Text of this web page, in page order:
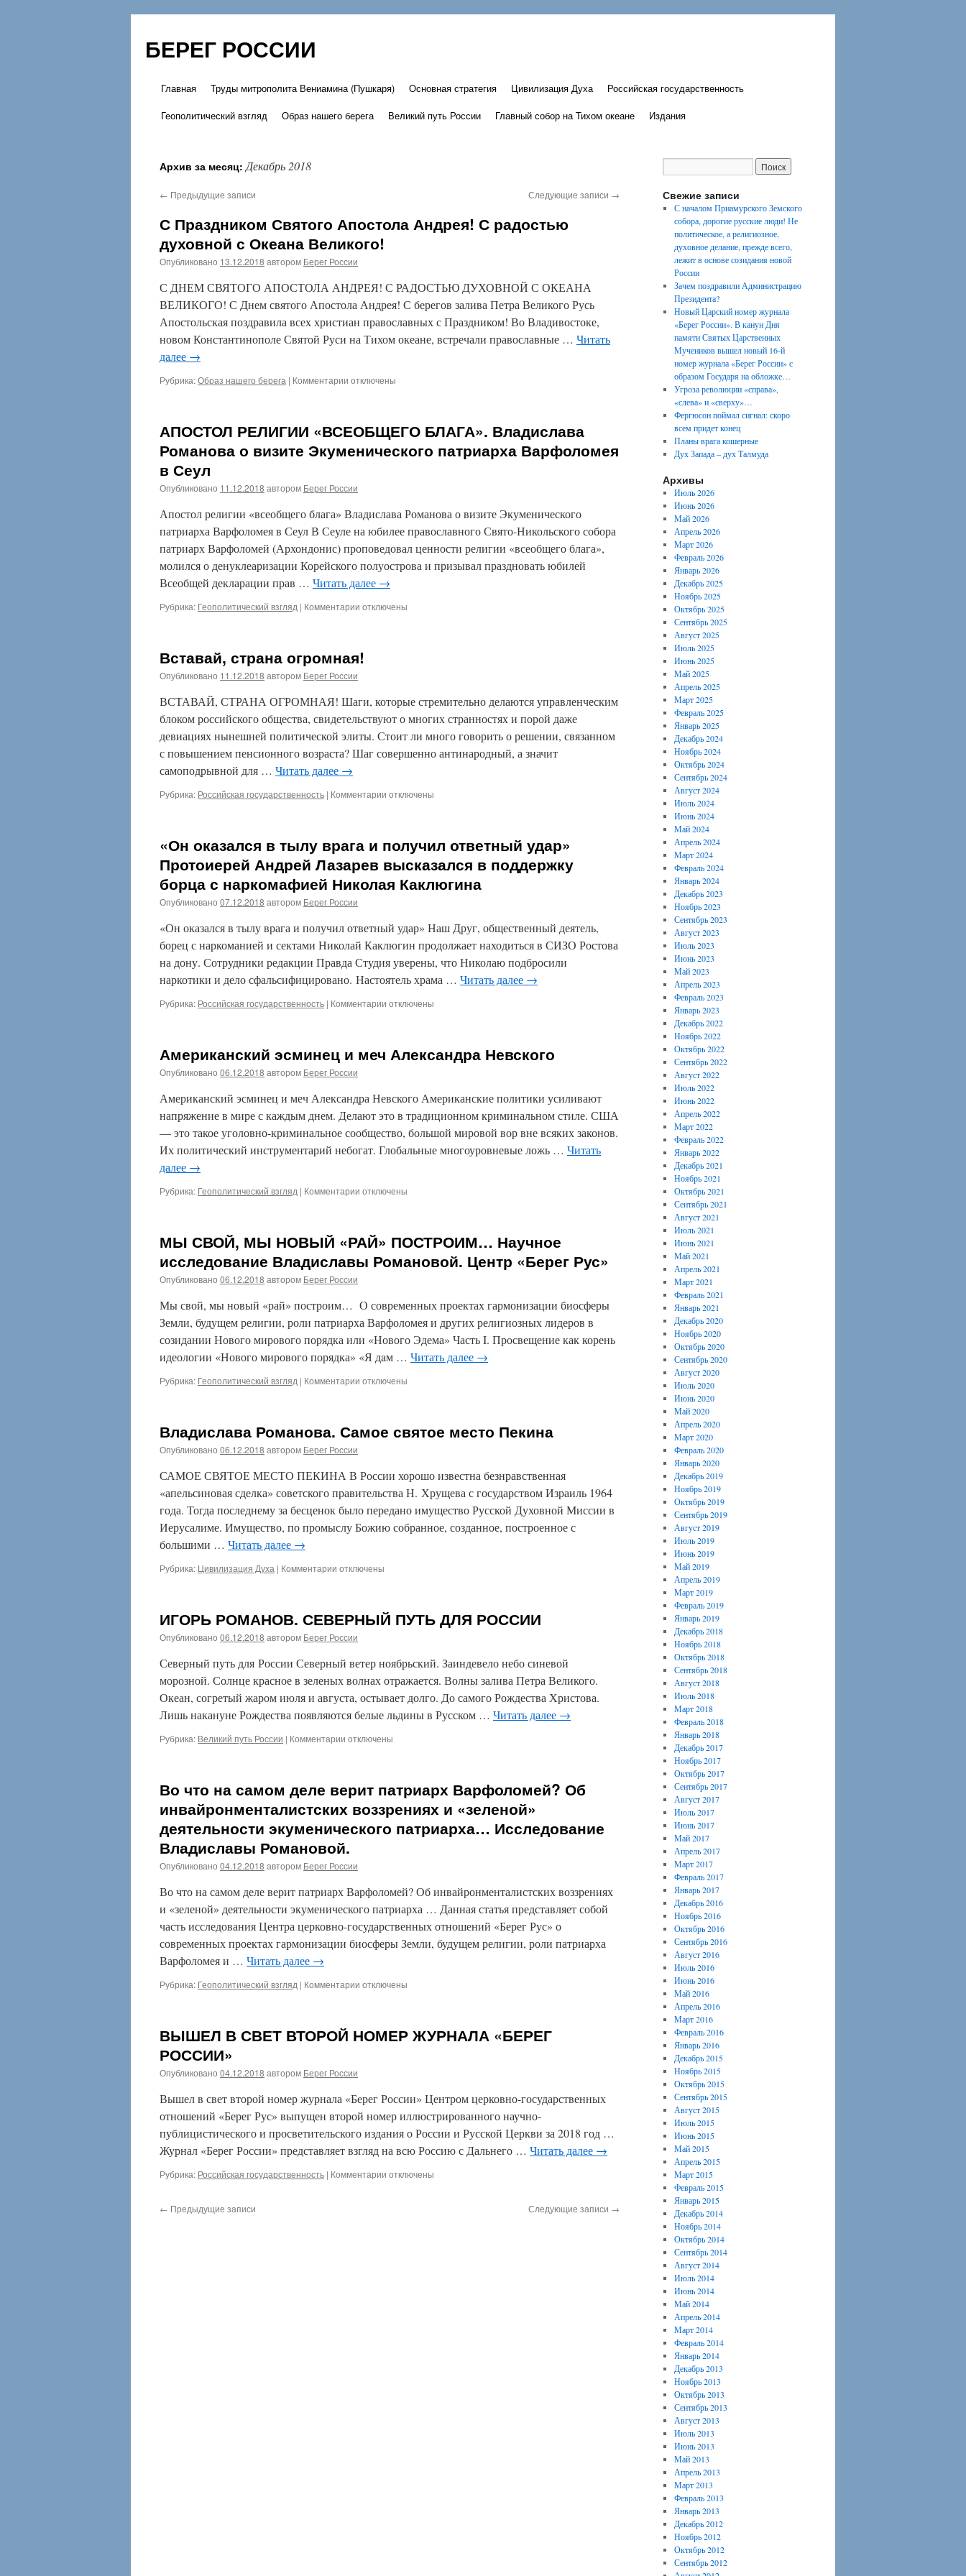
БЕРЕГ РОССИИ
Перейти
Главная Труды митрополита Вениамина (Пушкаря) Основная стратегия Цивилизация Духа
Российская государственность
Геополитический взгляд
Образ нашего берега Великий путь России Главный собор на Тихом океане Издания
Архив за месяц:Декабрь 2018
← Предыдущие записи Следующие записи →
С Праздником Святого Апостола Андрея! С радостью
духовной с Океана Великого!
Опубликовано 13.12.2018 автором Берег России
С ДНЕМ СВЯТОГО АПОСТОЛА АНДРЕЯ! С РАДОСТЬЮ ДУХОВНОЙ С ОКЕАНА
ВЕЛИКОГО! С Днем святого Апостола Андрея! С берегов залива Петра Великого Русь
Апостольская поздравила всех христиан православных с Праздником! Во Владивостоке,
новом Константинополе Святой Руси на Тихом океане, встречали православные … Читать
далее →
Рубрика:Образ нашего берега | Комментарии к
Святого
Андрея!
духовной
с
Океана
Великого!
отключены
АПОСТОЛ РЕЛИГИИ «ВСЕОБЩЕГО БЛАГА». Владислава
Романова о визите Экуменического патриарха Варфоломея
в Сеул
Опубликовано 11.12.2018 автором Берег России
Апостол религии «всеобщего блага» Владислава Романова о визите Экуменического
патриарха Варфоломея в Сеул В Сеуле на юбилее православного Свято-Никольского собора
патриарх Варфоломей (Архондонис) проповедовал ценности религии «всеобщего блага»,
молился о денуклеаризации Корейского полуострова и призывал праздновать юбилей
Всеобщей декларации прав … Читать далее →
Рубрика: Геополитический взгляд | Комментарии к
«ВСЕОБЩЕГО
о
визите
Экуменического
патриарха
Варфоломея
отключены
Вставай, страна огромная!
Опубликовано 11.12.2018 автором Берег России
ВСТАВАЙ, СТРАНА ОГРОМНАЯ! Шаги, которые стремительно делаются управленческим
блоком российского общества, свидетельствуют о многих странностях и порой даже
девиациях нынешней политической элиты. Стоит ли много говорить о решении, связанном
с повышением пенсионного возраста? Шаг совершенно антинародный, а значит
самоподрывной для … Читать далее →
Рубрика: Российская государственность | Комментарии к
огромная!
отключены
«Он оказался в тылу врага и получил ответный удар»
Протоиерей Андрей Лазарев высказался в поддержку
борца с наркомафией Николая Каклюгина
Опубликовано 07.12.2018 автором Берег России
«Он оказался в тылу врага и получил ответный удар» Наш Друг, общественный деятель,
борец с наркоманией и сектами Николай Каклюгин продолжает находиться в СИЗО Ростова
на дону. Сотрудники редакции Правда Студия уверены, что Николаю подбросили
наркотики и дело сфальсифицировано. Настоятель храма … Читать далее →
Рубрика: Российская государственность | Комментарии к
получил
ответный
удар»
Протоиерей
Андрей
в
наркомафией
Николая
отключены
Американский эсминец и меч Александра Невского
Опубликовано 06.12.2018 автором Берег России
Американский эсминец и меч Александра Невского Американские политики усиливают
напряжение в мире с каждым днем. Делают это в традиционном криминальном стиле. США
— это такое уголовно-криминальное сообщество, большой мировой вор вне всяких законов.
Их политический инструментарий небогат. Глобальные многоуровневые ложь … Читать
далее →
Рубрика: Геополитический взгляд | Комментарии к
и
меч
Александра
отключены
МЫ СВОЙ, МЫ НОВЫЙ «РАЙ» ПОСТРОИМ… Научное
исследование Владиславы Романовой. Центр «Берег Рус»
Опубликовано 06.12.2018 автором Берег России
Мы свой, мы новый «рай» построим… О современных проектах гармонизации биосферы
Земли, будущем религии, роли патриарха Варфоломея и других религиозных лидеров в
созидании Нового мирового порядка или «Нового Эдема» Часть I. Просвещение как корень
идеологии «Нового мирового порядка» «Я дaм … Читать далее →
Рубрика: Геополитический взгляд | Комментарии к
МЫ
ПОСТРОИМ…
Научное
исследование
Владиславы
Романовой.
Центр
отключены
Владислава Романова. Самое святое место Пекина
Опубликовано 06.12.2018 автором Берег России
САМОЕ СВЯТОЕ МЕСТО ПЕКИНА В России хорошо известна безнравственная
«апельсиновая сделка» советского правительства Н. Хрущева с государством Израиль 1964
года. Тогда последнему за бесценок было передано имущество Русской Духовной Миссии в
Иерусалиме. Имущество, по промыслу Божию собранное, созданное, построенное с
большими … Читать далее →
Рубрика: Цивилизация Духа | Комментарии к
Самое
место
Пекина
отключены
ИГОРЬ РОМАНОВ. СЕВЕРНЫЙ ПУТЬ ДЛЯ РОССИИ
Опубликовано 06.12.2018 автором Берег России
Северный путь для России Северный ветер ноябрьский. Заиндевело небо синевой
морозной. Солнце красное в зеленых волнах отражается. Волны залива Петра Великого.
Океан, согретый жаром июля и августа, остывает долго. До самого Рождества Христова.
Лишь накануне Рождества появляются белые льдины в Русском … Читать далее →
Рубрика: Великий путь России | Комментарии к
СЕВЕРНЫЙ
ДЛЯ
РОССИИ
отключены
Во что на самом деле верит патриарх Варфоломей? Об
инвайронменталистских воззрениях и «зеленой»
деятельности экуменического патриарха… Исследование
Владиславы Романовой.
Опубликовано 04.12.2018 автором Берег России
Во что на самом деле верит патриарх Варфоломей? Об инвайронменталистских воззрениях
и «зеленой» деятельности экуменического патриарха … Данная статья представляет собой
часть исследования Центра церковно-государственных отношений «Берег Рус» о
современных проектах гармонизации биосферы Земли, будущем религии, роли патриарха
Варфоломея и … Читать далее →
Рубрика: Геополитический взгляд | Комментарии к
на
Варфоломей?
Об
инвайронменталистских
воззрениях
и
деятельности
отключены
ВЫШЕЛ В СВЕТ ВТОРОЙ НОМЕР ЖУРНАЛА «БЕРЕГ
РОССИИ»
Опубликовано 04.12.2018 автором Берег России
Вышел в свет второй номер журнала «Берег России» Центром церковно-государственных
отношений «Берег Рус» выпущен второй номер иллюстрированного научно-
публицистического и просветительского издания о России и Русской Церкви за 2018 год …
Журнал «Берег России» представляет взгляд на всю Россию с Дальнего … Читать далее →
Рубрика: Российская государственность | Комментарии котключены
← Предыдущие записи Следующие записи →
Свежие записи
С началом Приамурского Земского
собора, дорогие русские люди! Не
политическое, а религиозное,
духовное делание, прежде всего,
лежит в основе созидания новой
России
Зачем поздравили Администрацию
Президента?
Новый Царский номер журнала
«Берег России». В канун Дня
памяти Святых Царственных
Мучеников вышел новый 16-й
номер журнала «Берег России» с
образом Государя на обложке…
Угроза революции «справа»,
«слева» и «сверху»…
Фергюсон поймал сигнал: скоро
всем придет конец
Планы врага кошерные
Дух Запада – дух Талмуда
Архивы
Июль 2026
Июнь 2026
Май 2026
Апрель 2026
Март 2026
Февраль 2026
Январь 2026
Декабрь 2025
Ноябрь 2025
Октябрь 2025
Сентябрь 2025
Август 2025
Июль 2025
Июнь 2025
Май 2025
Апрель 2025
Март 2025
Февраль 2025
Январь 2025
Декабрь 2024
Ноябрь 2024
Октябрь 2024
Сентябрь 2024
Август 2024
Июль 2024
Июнь 2024
Май 2024
Апрель 2024
Март 2024
Февраль 2024
Январь 2024
Декабрь 2023
Ноябрь 2023
Сентябрь 2023
Август 2023
Июль 2023
Июнь 2023
Май 2023
Апрель 2023
Февраль 2023
Январь 2023
Декабрь 2022
Ноябрь 2022
Октябрь 2022
Сентябрь 2022
Август 2022
Июль 2022
Июнь 2022
Апрель 2022
Март 2022
Февраль 2022
Январь 2022
Декабрь 2021
Ноябрь 2021
Октябрь 2021
Сентябрь 2021
Август 2021
Июль 2021
Июнь 2021
Май 2021
Апрель 2021
Март 2021
Февраль 2021
Январь 2021
Декабрь 2020
Ноябрь 2020
Октябрь 2020
Сентябрь 2020
Август 2020
Июль 2020
Июнь 2020
Май 2020
Апрель 2020
Март 2020
Февраль 2020
Январь 2020
Декабрь 2019
Ноябрь 2019
Октябрь 2019
Сентябрь 2019
Август 2019
Июль 2019
Июнь 2019
Май 2019
Апрель 2019
Март 2019
Февраль 2019
Январь 2019
Декабрь 2018
Ноябрь 2018
Октябрь 2018
Сентябрь 2018
Август 2018
Июль 2018
Март 2018
Февраль 2018
Январь 2018
Декабрь 2017
Ноябрь 2017
Октябрь 2017
Сентябрь 2017
Август 2017
Июль 2017
Июнь 2017
Май 2017
Апрель 2017
Март 2017
Февраль 2017
Январь 2017
Декабрь 2016
Ноябрь 2016
Октябрь 2016
Сентябрь 2016
Август 2016
Июль 2016
Июнь 2016
Май 2016
Апрель 2016
Март 2016
Февраль 2016
Январь 2016
Декабрь 2015
Ноябрь 2015
Октябрь 2015
Сентябрь 2015
Август 2015
Июль 2015
Июнь 2015
Май 2015
Апрель 2015
Март 2015
Февраль 2015
Январь 2015
Декабрь 2014
Ноябрь 2014
Октябрь 2014
Сентябрь 2014
Август 2014
Июль 2014
Июнь 2014
Май 2014
Апрель 2014
Март 2014
Февраль 2014
Январь 2014
Декабрь 2013
Ноябрь 2013
Октябрь 2013
Сентябрь 2013
Август 2013
Июль 2013
Июнь 2013
Май 2013
Апрель 2013
Март 2013
Февраль 2013
Январь 2013
Декабрь 2012
Ноябрь 2012
Октябрь 2012
Сентябрь 2012